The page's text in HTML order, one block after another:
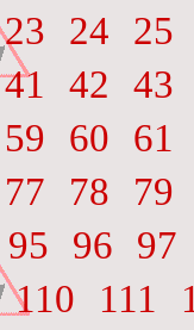
23 24
25
41 42
43
59 60
61
77 78
79
95 96
97
110 111